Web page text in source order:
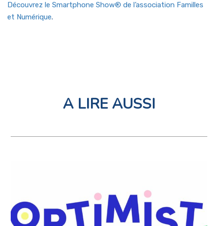
Découvrez le Smartphone Show® de l’association Familles
et Numérique.
A LIRE AUSSI